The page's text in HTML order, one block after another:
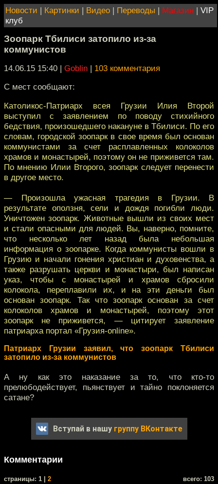
Новости | Картинки | Видео | Переводы | Магазин | VIP
клуб
Зоопарк Тбилиси затопило из-за
коммунистов
14.06.15 15:40 | Goblin | 103 комментария
С мест сообщают:
Католикос-Патриарх всея Грузии Илия Второй
выступил с заявлением по поводу стихийного
бедствия, произошедшего накануне в Тбилиси. По его
словам, городской зоопарк в свое время был основан
коммунистами за счет расплавленных колоколов
храмов и монастырей, поэтому он не приживется там.
По мнению Илии Второго, зоопарк следует перенести
в другое место.
— Произошла ужасная трагедия в Грузии. В
результате оползня, сели и дождя погибли люди.
Уничтожен зоопарк. Животные вышли из своих мест
и стали опасными для людей. Вы, наверно, помните,
что несколько лет назад была небольшая
информация о зоопарке. Когда коммунисты вошли в
Грузию и начали гонения христиан и духовенства, а
также разрушать церкви и монастыри, был написан
указ, чтобы с монастырей и храмов сбросили
колокола, переплавили их, и на эти деньги был
основан зоопарк. Так что зоопарк основан за счет
колоколов храмов и монастырей, поэтому этот
зоопарк не приживется, — цитирует заявление
патриарха портал «Грузия-online».
Патриарх Грузии заявил, что зоопарк Тбилиси
затопило из-за коммунистов
А ну как это наказание за то, что кто-то
прелюбодействует, пьянствует и тайно поклоняется
сатане?
Вступай в нашу группу ВКонтакте
Комментарии
cтраницы: 1 | 2 всего: 103